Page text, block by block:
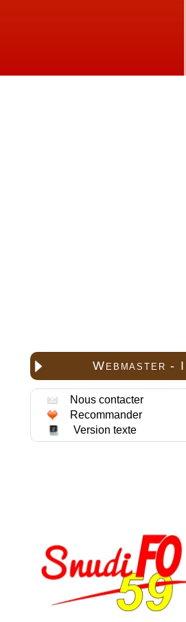
Webmaster -
Nous contacter
Recommander
Version texte